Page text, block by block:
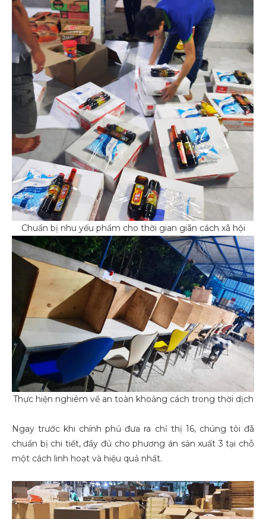
Chuẩn bị nhu yếu phẩm cho thời gian giãn cách xã hội
Thực hiện nghiêm về an toàn khoảng cách trong thời dịch
Ngay trước khi chính phủ đưa ra chỉ thị 16, chúng tôi đã
chuẩn bị chi tiết, đầy đủ cho phương án sản xuất 3 tại chỗ
một cách linh hoạt và hiệu quả nhất.